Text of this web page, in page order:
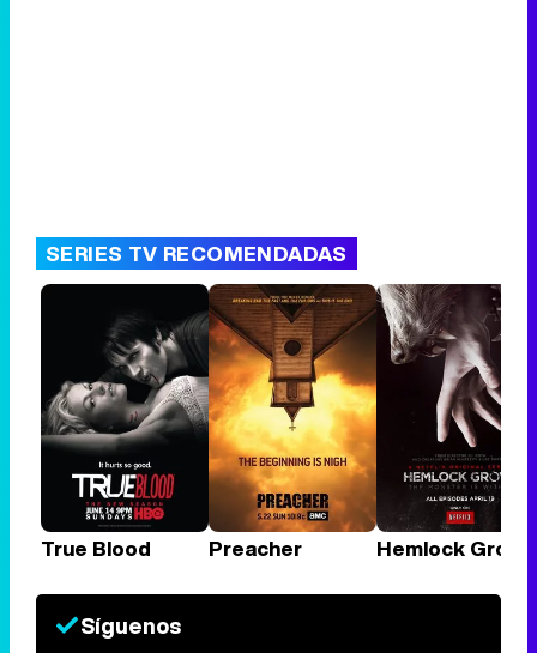
SERIES TV RECOMENDADAS
True Blood Preacher Hemlock Grove
Síguenos